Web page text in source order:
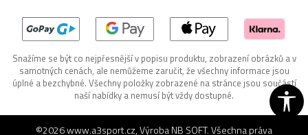
Snažíme se být co nejpřesnější v popisu produktu, zobrazení obrázků a v
samotných cenách, ale nemůžeme zaručit, že všechny informace jsou
úplné a bezchybné. Všechny položky zobrazené na stránce jsou součástí
naší nabídky a nemusí být vždy dostupné.
©2026www.a3sport.cz, VýrobaNB SOFT. Všechna práva